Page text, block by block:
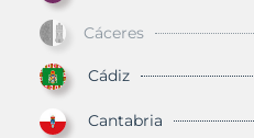
Cáceres
Cádiz
Cantabria